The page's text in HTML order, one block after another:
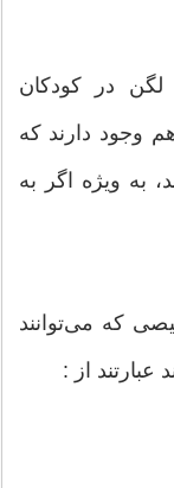
لگن در کودکان
وجود دارند که
به ویژه اگر به
که می‌توانند
از :